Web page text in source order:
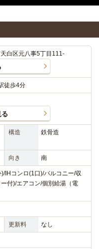
白区元八事5丁目111-
徒歩4分
る
構造 鉄骨造
向き 南
IHコンロ(1口)/バルコニー/収
付)/エアコン/個別給湯（電
更新料 なし